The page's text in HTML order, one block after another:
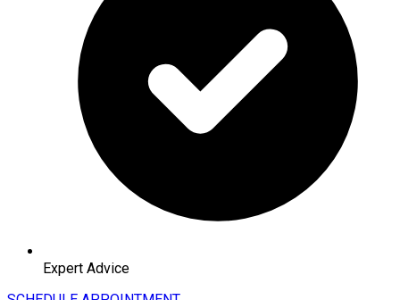
Expert Advice